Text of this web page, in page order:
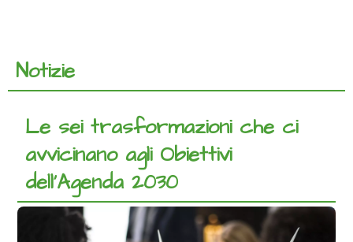
Notizie
Le sei trasformazioni che ci
avvicinano agli Obiettivi
dell’Agenda 2030